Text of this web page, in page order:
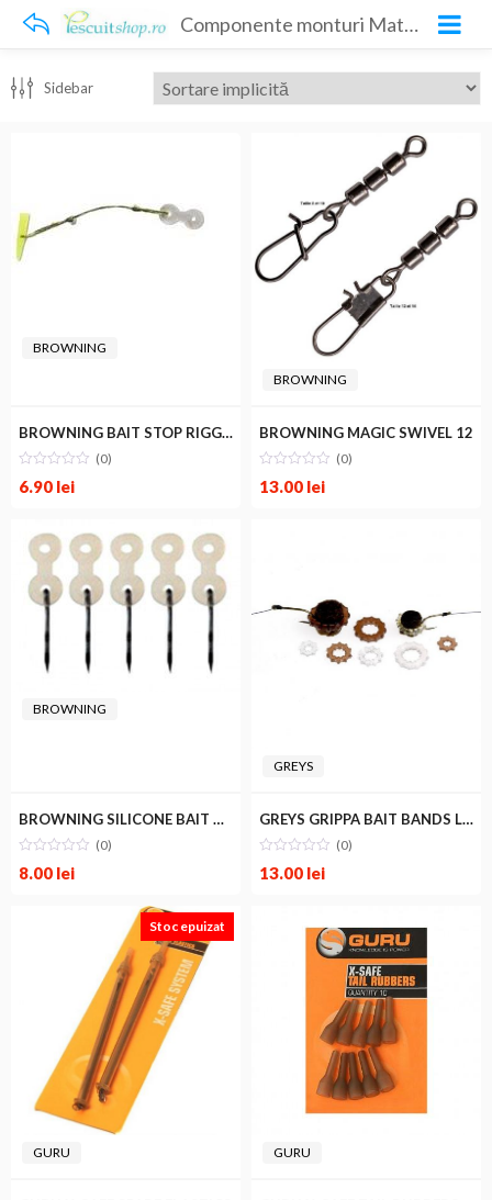
Componente monturi Match si Feeder
Sidebar
BROWNING
BROWNING BAIT STOP RIGGER 21mm
(0)
6.90 lei
BROWNING
BROWNING MAGIC SWIVEL 12
(0)
13.00 lei
BROWNING
BROWNING SILICONE BAIT HOLDERS
(0)
8.00 lei
GREYS
GREYS GRIPPA BAIT BANDS L BROWN 6mm
(0)
13.00 lei
Stoc epuizat
GURU GURU